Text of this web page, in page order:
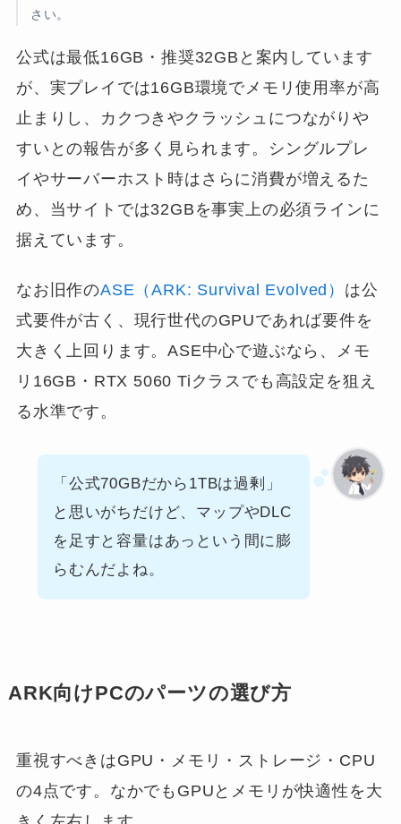
さい。
公式は最低16GB・推奨32GBと案内しています
が、実プレイでは16GB環境でメモリ使用率が高
止まりし、カクつきやクラッシュにつながりや
すいとの報告が多く見られます。シングルプレ
イやサーバーホスト時はさらに消費が増えるた
め、当サイトでは32GBを事実上の必須ラインに
据えています。
なお旧作のASE（ARK: Survival Evolved） は公
式要件が古く、現行世代のGPUであれば要件を
大きく上回ります。ASE中心で遊ぶなら、メモ
リ16GB・RTX 5060 Tiクラスでも高設定を狙え
る水準です。
「公式70GBだから1TBは過剰」
と思いがちだけど、マップやDLC
を足すと容量はあっという間に膨
らむんだよね。
ARK向けPCのパーツの選び方
重視すべきはGPU・メモリ・ストレージ・CPU
の4点です。なかでもGPUとメモリが快適性を大